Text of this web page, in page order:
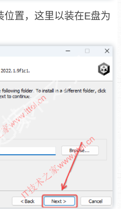
置，这里以装在E盘为